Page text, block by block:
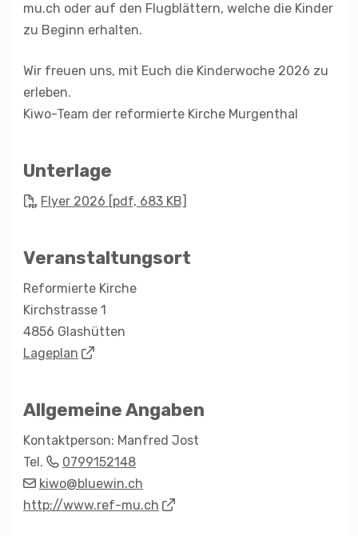
mu.ch oder auf den Flugblättern, welche die Kinder
zu Beginn erhalten.
Wir freuen uns, mit Euch die Kinderwoche 2026 zu
erleben.
Kiwo-Team der reformierte Kirche Murgenthal
Unterlage
Flyer 2026 [pdf, 683 KB]
Veranstaltungsort
Reformierte Kirche
Kirchstrasse 1
4856 Glashütten
Lageplan
Allgemeine Angaben
Kontaktperson: Manfred Jost
Tel.
0799152148
kiwo@bluewin.ch
http://www.ref-mu.ch